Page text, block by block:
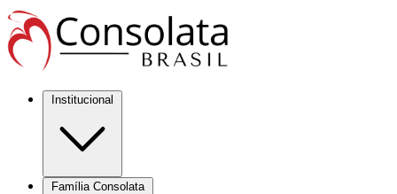
Institucional
Família Consolata